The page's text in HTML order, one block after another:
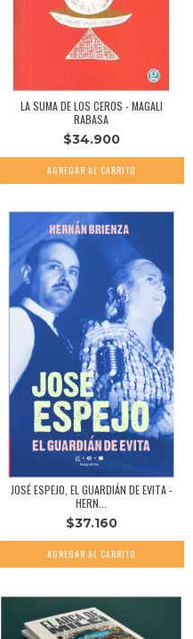
LA SUMA DE LOS CEROS - MAGALI
RABASA
$34.900
JOSÉ ESPEJO, EL GUARDIÁN DE EVITA -
HERN...
$37.160